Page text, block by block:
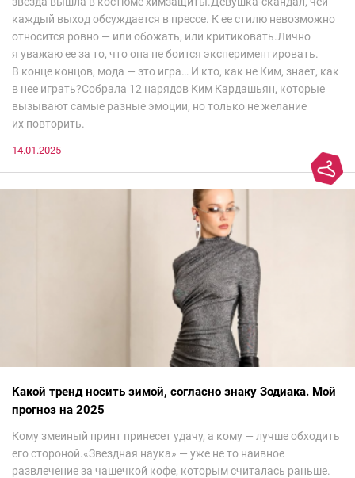
каждый выход обсуждается в прессе. К ее стилю невозможно
относится ровно — или обожать, или критиковать.Лично
я уважаю ее за то, что она не боится экспериментировать.
В конце концов, мода — это игра… И кто, как не Ким, знает, как
в нее играть?Собрала 12 нарядов Ким Кардашьян, которые
вызывают самые разные эмоции, но только не желание
их повторить.
14.01.2025
Какой тренд носить зимой, согласно знаку Зодиака. Мой
прогноз на 2025
Кому змеиный принт принесет удачу, а кому — лучше обходить
его стороной.«Звездная наука» — уже не то наивное
развлечение за чашечкой кофе, которым считалась раньше.